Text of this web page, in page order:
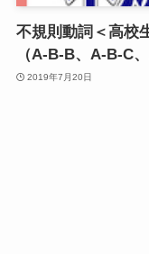
不規則動詞＜高校
（A-B-B、A-B-C
2019年7月20日